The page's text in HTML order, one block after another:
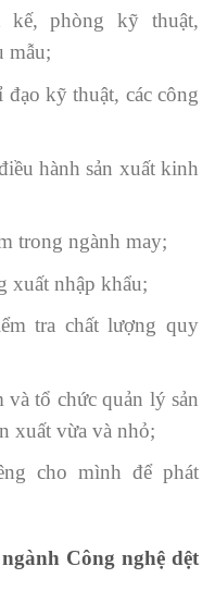
kế, phòng kỹ thuật,
mẫu;
kỹ thuật, các công
hành sản xuất kinh
trong ngành may;
xuất nhập khẩu;
tra chất lượng quy
tổ chức quản lý sản
xuất vừa và nhỏ;
cho mình để phát
Công nghệ dệt